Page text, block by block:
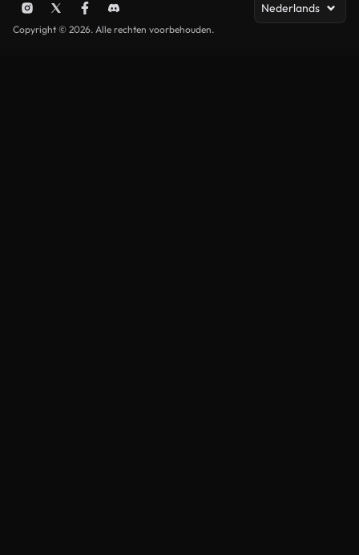
Nederlands
Copyright © 2026. Alle rechten voorbehouden.